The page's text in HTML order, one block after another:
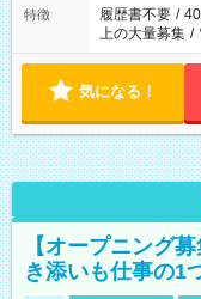
特徴 履歴書不要 /
上の大量募集 /
気になる！
【オープニング
き添いも仕事の1